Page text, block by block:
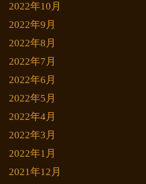
2022年10月
2022年9月
2022年8月
2022年7月
2022年6月
2022年5月
2022年4月
2022年3月
2022年1月
2021年12月